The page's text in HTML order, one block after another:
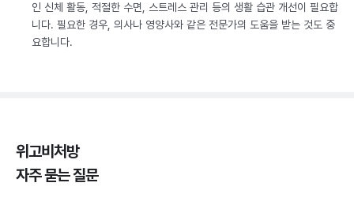
인 신체 활동, 적절한 수면, 스트레스 관리 등의 생활 습관 개선이 필요합
니다. 필요한 경우, 의사나 영양사와 같은 전문가의 도움을 받는 것도 중
요합니다.
위고비처방
자주 묻는 질문